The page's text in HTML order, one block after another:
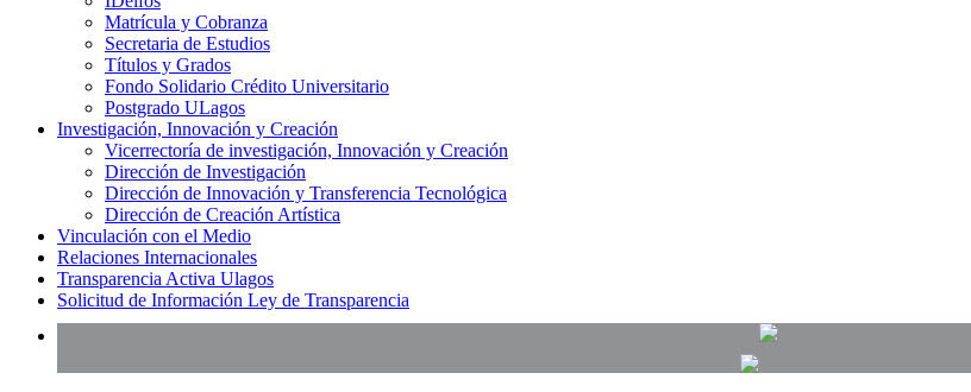
Matrícula y Cobranza
Secretaria de Estudios
Títulos y Grados
Fondo Solidario Crédito Universitario
Postgrado ULagos
Investigación, Innovación y Creación
Vicerrectoría de investigación, Innovación y Creación
Dirección de Investigación
Dirección de Innovación y Transferencia Tecnológica
Dirección de Creación Artística
Vinculación con el Medio
Relaciones Internacionales
Transparencia Activa Ulagos
Solicitud de Información Ley de Transparencia